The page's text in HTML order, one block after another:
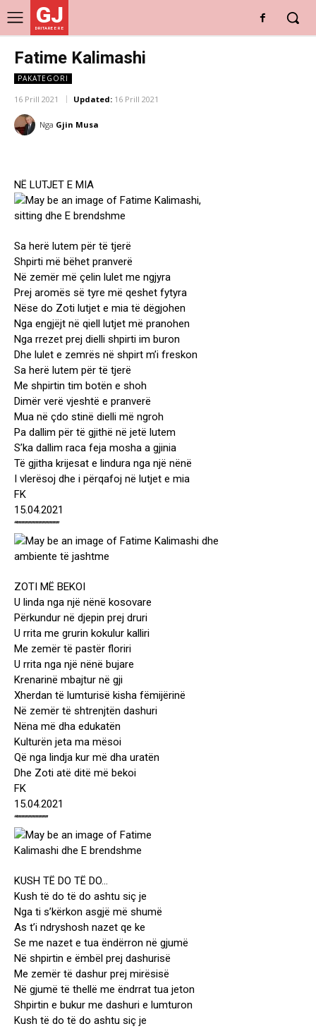
GJ
DRITARE E RE
Fatime Kalimashi
PAKATEGORI
16 Prill 2021 Updated: 16 Prill 2021
Nga Gjin Musa
NË LUTJET E MIA
Sa herë lutem për të tjerë
Shpirti më bëhet pranverë
Në zemër më çelin lulet me ngjyra
Prej aromës së tyre më qeshet fytyra
Nëse do Zoti lutjet e mia të dëgjohen
Nga engjëjt në qiell lutjet më pranohen
Nga rrezet prej dielli shpirti im buron
Dhe lulet e zemrës në shpirt m’i freskon
Sa herë lutem për të tjerë
Me shpirtin tim botën e shoh
Dimër verë vjeshtë e pranverë
Mua në çdo stinë dielli më ngroh
Pa dallim për të gjithë në jetë lutem
S’ka dallim raca feja mosha a gjinia
Të gjitha krijesat e lindura nga një nënë
I vlerësoj dhe i përqafoj në lutjet e mia
FK
15.04.2021
“”””””””””””””””
ZOTI MË BEKOI
U linda nga një nënë kosovare
Përkundur në djepin prej druri
U rrita me grurin kokulur kalliri
Me zemër të pastër floriri
U rrita nga një nënë bujare
Krenarinë mbajtur në gji
Xherdan të lumturisë kisha fëmijërinë
Në zemër të shtrenjtën dashuri
Nëna më dha edukatën
Kulturën jeta ma mësoi
Që nga lindja kur më dha uratën
Dhe Zoti atë ditë më bekoi
FK
15.04.2021
“”””””””””””
KUSH TË DO TË DO…
Kush të do të do ashtu siç je
Nga ti s’kërkon asgjë më shumë
As t’i ndryshosh nazet qe ke
Se me nazet e tua ëndërron në gjumë
Në shpirtin e ëmbël prej dashurisë
Me zemër të dashur prej mirësisë
Në gjumë të thellë me ëndrrat tua jeton
Shpirtin e bukur me dashuri e lumturon
Kush të do të do ashtu siç je